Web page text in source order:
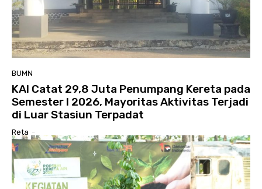
BUMN
KAI Catat 29,8 Juta Penumpang Kereta pada
Semester I 2026, Mayoritas Aktivitas Terjadi
di Luar Stasiun Terpadat
Reta -